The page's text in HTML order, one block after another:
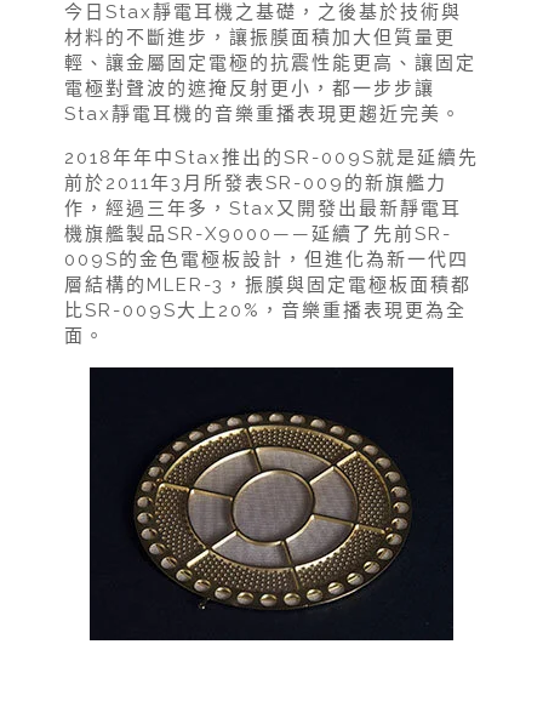
今日Stax靜電耳機之基礎，之後基於技術與
材料的不斷進步，讓振膜面積加大但質量更
輕、讓金屬固定電極的抗震性能更高、讓固定
電極對聲波的遮掩反射更小，都一步步讓
Stax靜電耳機的音樂重播表現更趨近完美。
2018年年中Stax推出的SR-009S就是延續先
前於2011年3月所發表SR-009的新旗艦力
作，經過三年多，Stax又開發出最新靜電耳
機旗艦製品SR-X9000——延續了先前SR-
009S的金色電極板設計，但進化為新一代四
層結構的MLER-3，振膜與固定電極板面積都
比SR-009S大上20%，音樂重播表現更為全
面。